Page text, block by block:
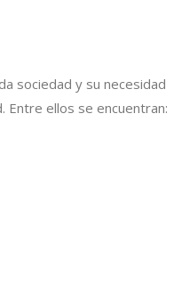
sociedad y su necesidad
ellos se encuentran: